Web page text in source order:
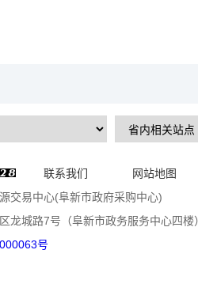
联系我们
网站地图
交易中心(阜新市政府采购中心)
龙城路7号（阜新市政务服务中心四楼
号